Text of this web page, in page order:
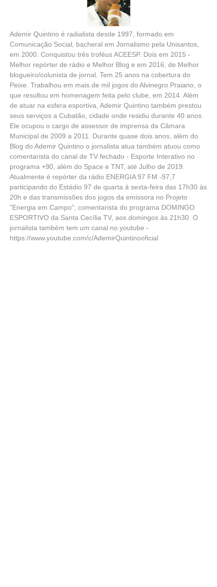
Ademir Quintino é radialista desde 1997, formado em
Comunicação Social, bacheral em Jornalismo pela Unisantos,
em 2000. Conquistou três troféus ACEESP. Dois em 2015 -
Melhor repórter de rádio e Melhor Blog e em 2016, de Melhor
blogueiro/colunista de jornal. Tem 25 anos na cobertura do
Peixe. Trabalhou em mais de mil jogos do Alvinegro Praiano, o
que resultou em homenagem feita pelo clube, em 2014. Além
de atuar na esfera esportiva, Ademir Quintino também prestou
seus serviços a Cubatão, cidade onde residiu durante 40 anos.
Ele ocupou o cargo de assessor de imprensa da Câmara
Municipal de 2009 a 2011. Durante quase dois anos, além do
Blog do Ademir Quintino o jornalista atua também atuou como
comentarista do canal de TV fechado - Esporte Interativo no
programa +90, além do Space e TNT, até Julho de 2019.
Atualmente é repórter da rádio ENERGIA 97 FM -97,7
participando do Estádio 97 de quarta á sexta-feira das 17h30 às
20h e das transmissões dos jogos da emissora no Projeto
"Energia em Campo"; comentarista do programa DOMINGO
ESPORTIVO da Santa Cecília TV, aos domingos às 21h30. O
jornalista também tem um canal no youtube -
https://www.youtube.com/c/AdemirQuintinooficial